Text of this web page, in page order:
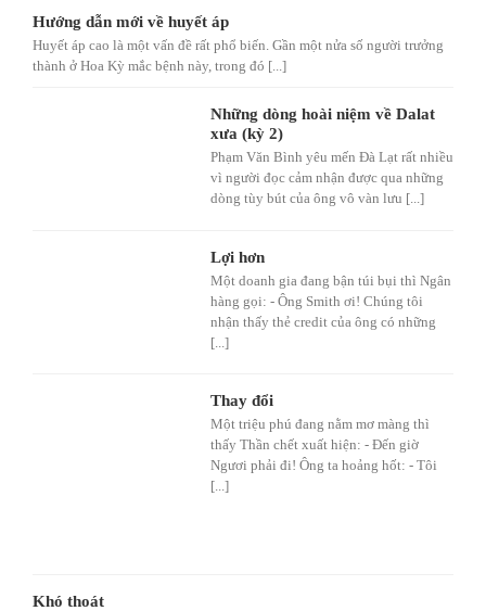
Hướng dẫn mới về huyết áp
Huyết áp cao là một vấn đề rất phổ biến. Gần một nửa số người trưởng
thành ở Hoa Kỳ mắc bệnh này, trong đó [...]
Những dòng hoài niệm về Dalat
xưa (kỳ 2)
Phạm Văn Bình yêu mến Đà Lạt rất nhiều
vì người đọc cảm nhận được qua những
dòng tùy bút của ông vô vàn lưu [...]
Lợi hơn
Một doanh gia đang bận túi bụi thì Ngân
hàng gọi: - Ông Smith ơi! Chúng tôi
nhận thấy thẻ credit của ông có những
[...]
Thay đổi
Một triệu phú đang nằm mơ màng thì
thấy Thần chết xuất hiện: - Đến giờ
Ngươi phải đi! Ông ta hoảng hốt: - Tôi
[...]
Khó thoát